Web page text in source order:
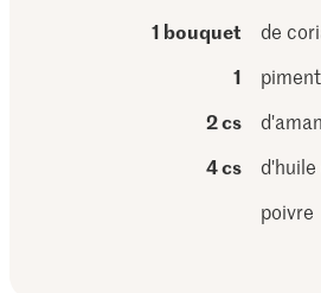
1 bouquet
de
1
2 cs
4 cs
d'huile
poivre